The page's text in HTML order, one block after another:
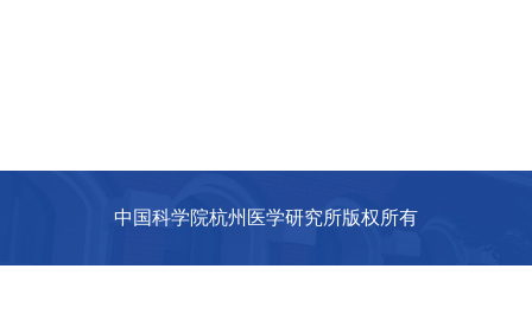
中国科学院杭州医学研究所版权所有